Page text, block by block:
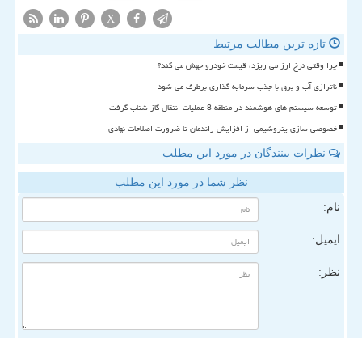
X
تازه ترین مطالب مرتبط
چرا وقتی نرخ ارز می ریزد، قیمت خودرو جهش می کند؟
ناترازی آب و برق با جذب سرمایه گذاری برطرف می شود
توسعه سیستم های هوشمند در منطقه 8 عملیات انتقال گاز شتاب گرفت
خصوصی سازی پتروشیمی از افزایش راندمان تا ضرورت اصلاحات نهادی
نظرات بینندگان در مورد این مطلب
نظر شما در مورد این مطلب
نام:
ایمیل:
نظر: